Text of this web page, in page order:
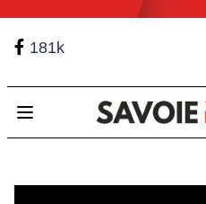
181k
Open main menu